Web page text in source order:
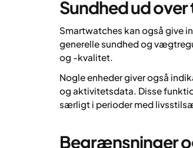
Sundhed ud
Smartwatches kan også give
generelle sundhed og
og -kvalitet.
Nogle enheder giver også
og aktivitetsdata. Disse
særligt i perioder med
Begrænsninger